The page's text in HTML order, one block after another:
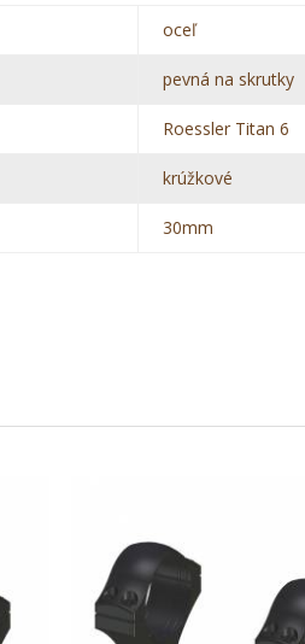
oceľ
pevná na skrutky
Roessler Titan 6
krúžkové
30mm